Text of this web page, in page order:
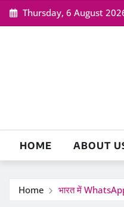
Skip
to
Thursday, 6 August
HOME ABOUT
Home भारत में